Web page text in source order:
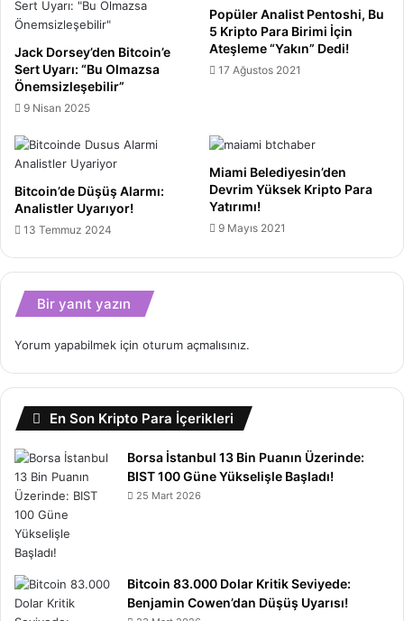
Olarak
Kabul
Edeceğini
Söyledi!
Jack Dorsey’den Bitcoin’e
Sert Uyarı: “Bu Olmazsa
Önemsizleşebilir”
9 Nisan 2025
Popüler Analist Pentoshi, Bu
5 Kripto Para Birimi İçin
Ateşleme “Yakın” Dedi!
17 Ağustos 2021
Bitcoin’de Düşüş Alarmı:
Analistler Uyarıyor!
13 Temmuz 2024
Miami Belediyesin’den
Devrim Yüksek Kripto Para
Yatırımı!
9 Mayıs 2021
Bir yanıt yazın
Yorum yapabilmek için oturum açmalısınız.
En Son Kripto Para İçerikleri
Borsa İstanbul 13 Bin Puanın Üzerinde:
BIST 100 Güne Yükselişle Başladı!
25 Mart 2026
Bitcoin 83.000 Dolar Kritik Seviyede:
Benjamin Cowen’dan Düşüş Uyarısı!